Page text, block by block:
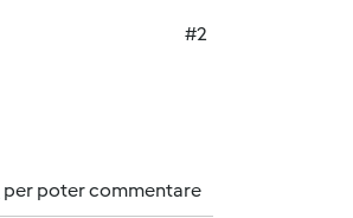
#2
per poter commentare